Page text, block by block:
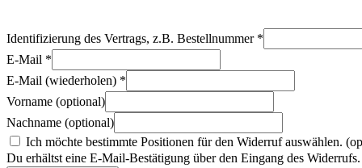
Identifizierung des Vertrags, z.B. Bestellnummer *
E-Mail *
E-Mail (wiederholen) *
Vorname (optional)
Nachname (optional)
Ich möchte bestimmte Positionen für den Widerruf auswählen.
Du erhältst eine E-Mail-Bestätigung über den Eingang des